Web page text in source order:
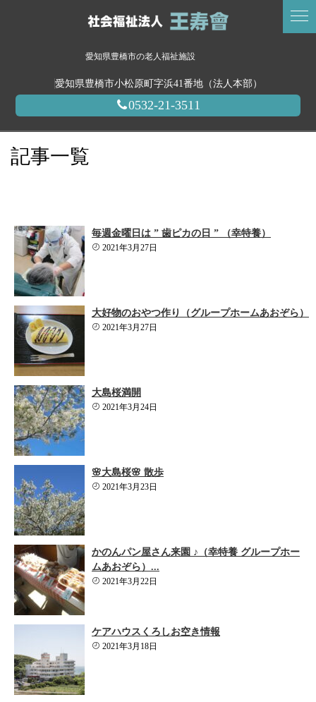
愛知県豊橋市の老人福祉施設
愛知県豊橋市小松原町字浜41番地（法人本部）
0532-21-3511
記事一覧
毎週金曜日は ” 歯ピカの日 ” （幸特養）
2021年3月27日
大好物のおやつ作り（グループホームあおぞら）
2021年3月27日
大島桜満開
2021年3月24日
🌸大島桜🌸 散歩
2021年3月23日
かのんパン屋さん来園 ♪（幸特養 グループホー
ムあおぞら）...
2021年3月22日
ケアハウスくろしお空き情報
2021年3月18日